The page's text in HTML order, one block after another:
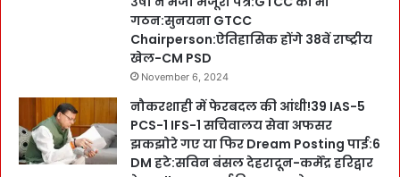
गठन:सुनयना GTCC
Chairperson:ऐतिहासिक होंगे 38वें राष्ट्रीय
खेल-CM PSD
November 6, 2024
नौकरशाही में फेरबदल की आंधी!39 IAS-5
PCS-1 IFS-1 सचिवालय सेवा अफसर
झकझोरे गए या फिर Dream Posting पाई:6
DM हटे:सविन बंसल देहरादून-कर्मेंद्र हरिद्वार